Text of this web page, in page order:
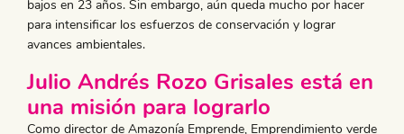
bajos en 23 años. Sin embargo, aún queda mucho por hacer
para intensificar los esfuerzos de conservación y lograr
avances ambientales.
Julio Andrés Rozo Grisales está en
una misión para lograrlo
Como director de Amazonía Emprende, Emprendimiento verde